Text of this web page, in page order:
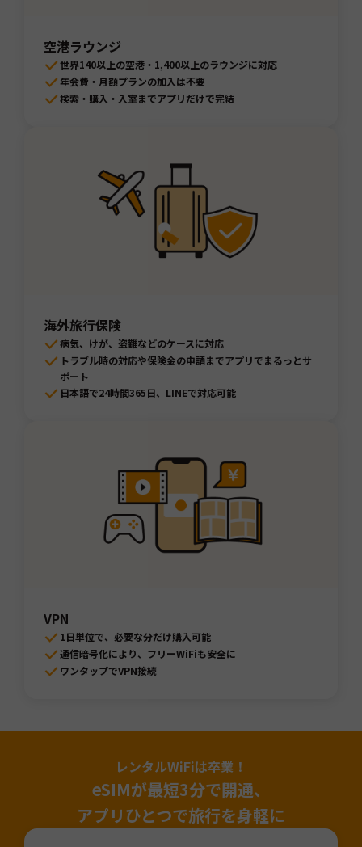
空港ラウンジ
世界140以上の空港・1,400以上のラウンジに対応
年会費・月額プランの加入は不要
検索・購入・入室までアプリだけで完結
海外旅行保険
病気、けが、盗難などのケースに対応
トラブル時の対応や保険金の申請までアプリでまるっとサ
ポート
日本語で24時間365日、LINEで対応可能
VPN
1日単位で、必要な分だけ購入可能
通信暗号化により、フリーWiFiも安全に
ワンタップでVPN接続
レンタルWiFiは卒業！
eSIMが最短3分で開通、
アプリひとつで旅行を身軽に